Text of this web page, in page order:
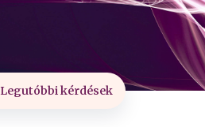
Legutóbbi kérdések